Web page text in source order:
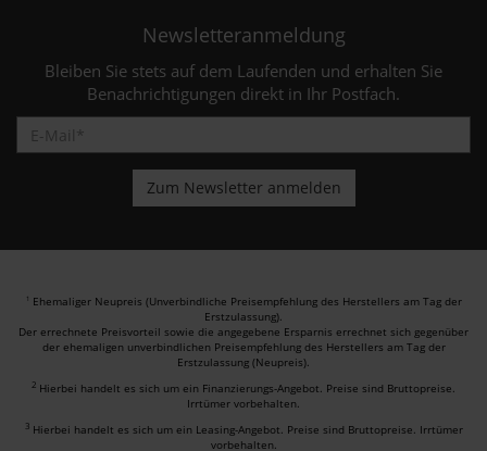
Newsletteranmeldung
Bleiben Sie stets auf dem Laufenden und erhalten Sie
Benachrichtigungen direkt in Ihr Postfach.
1 Ehemaliger Neupreis (Unverbindliche Preisempfehlung des Herstellers am Tag der
Erstzulassung).
Der errechnete Preisvorteil sowie die angegebene Ersparnis errechnet sich gegenüber
der ehemaligen unverbindlichen Preisempfehlung des Herstellers am Tag der
Erstzulassung (Neupreis).
2 Hierbei handelt es sich um ein Finanzierungs-Angebot. Preise sind Bruttopreise.
Irrtümer vorbehalten.
3 Hierbei handelt es sich um ein Leasing-Angebot. Preise sind Bruttopreise. Irrtümer
vorbehalten.